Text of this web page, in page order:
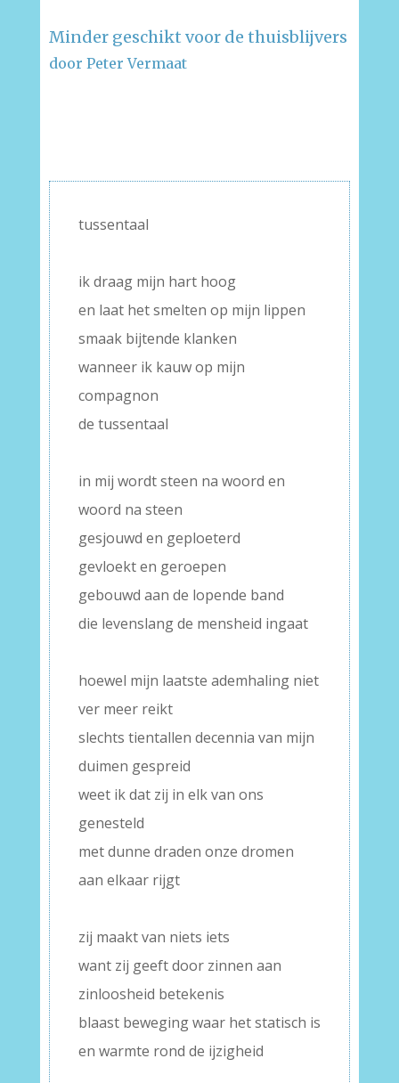
Minder geschikt voor de thuisblijvers
door Peter Vermaat
tussentaal
ik draag mijn hart hoog
en laat het smelten op mijn lippen
smaak bijtende klanken
wanneer ik kauw op mijn
compagnon
de tussentaal
in mij wordt steen na woord en
woord na steen
gesjouwd en geploeterd
gevloekt en geroepen
gebouwd aan de lopende band
die levenslang de mensheid ingaat
hoewel mijn laatste ademhaling niet
ver meer reikt
slechts tientallen decennia van mijn
duimen gespreid
weet ik dat zij in elk van ons
genesteld
met dunne draden onze dromen
aan elkaar rijgt
zij maakt van niets iets
want zij geeft door zinnen aan
zinloosheid betekenis
blaast beweging waar het statisch is
en warmte rond de ijzigheid